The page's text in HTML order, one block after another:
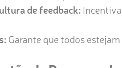
de feedback:
Garante que todos